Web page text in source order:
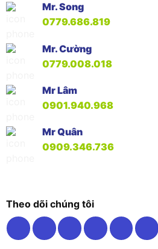
Mr. Song
0779.686.819
Mr. Cường
0779.008.018
Mr Lâm
0901.940.968
Mr Quân
0909.346.736
Theo dõi chúng tôi